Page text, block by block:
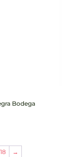
Bodega
18 →